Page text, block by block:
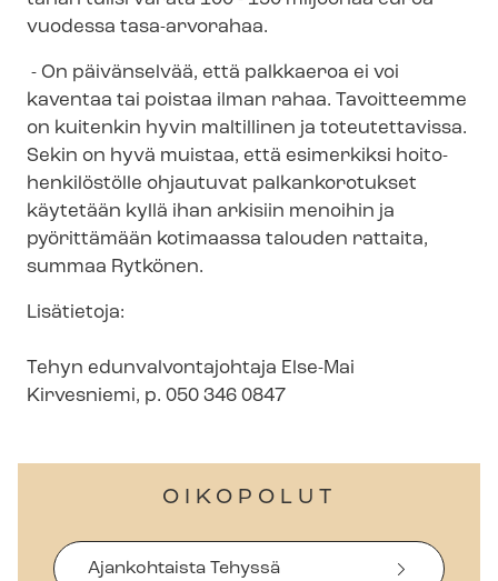
vuodessa tasa-arvorahaa.
- On päivänselvää, että palkkaeroa ei voi
kaventaa tai poistaa ilman rahaa. Tavoitteemme
on kuitenkin hyvin maltillinen ja toteutettavissa.
Sekin on hyvä muistaa, että esimerkiksi hoi­to­
hen­ki­lös­töl­le ohjautuvat palkankorotukset
käytetään kyllä ihan arkisiin menoihin ja
pyörittämään kotimaassa talouden rattaita,
summaa Rytkönen.
Lisätietoja:
Tehyn edun­val­von­ta­joh­ta­ja Else-Mai
Kirvesniemi, p. 050 346 0847
OIKOPOLUT
Ajankohtaista Tehyssä